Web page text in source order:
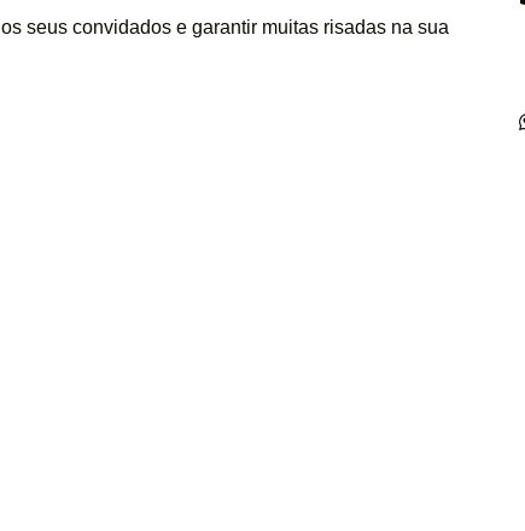
seus convidados e garantir muitas risadas na sua